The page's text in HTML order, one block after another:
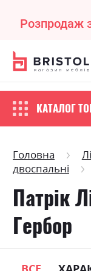
Розпродаж
КАТАЛОГ
Головна
двоспальні
Патрік
Гербор